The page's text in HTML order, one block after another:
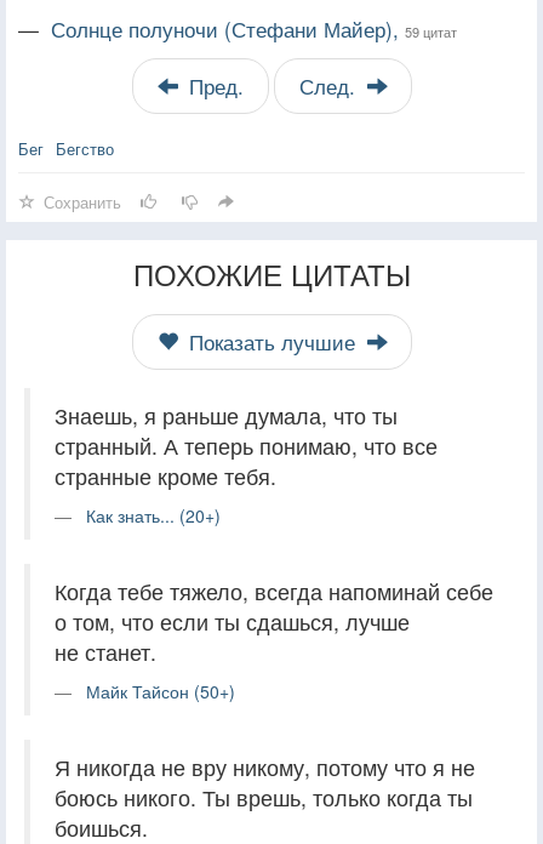
— Солнце полуночи (Стефани Майер), 59 цитат
Пред. След.
Бег Бегство
Сохранить
ПОХОЖИЕ ЦИТАТЫ
Показать лучшие
Знаешь, я раньше думала, что ты
странный. А теперь понимаю, что все
странные кроме тебя.
Как знать... (20+)
Когда тебе тяжело, всегда напоминай себе
о том, что если ты сдашься, лучше
не станет.
Майк Тайсон (50+)
Я никогда не вру никому, потому что я не
боюсь никого. Ты врешь, только когда ты
боишься.